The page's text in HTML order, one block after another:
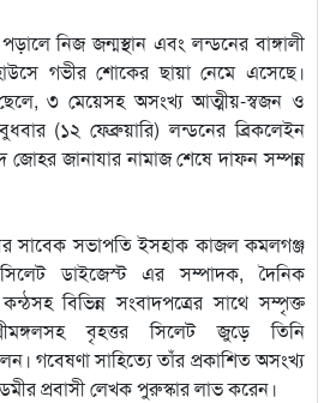
নিজ জন্মস্থান এবং লন্ডনের বাঙ্গালী
গভীর শোকের ছায়া নেমে এসেছে।
ছেলে, ৩ মেয়েসহ অসংখ্য আত্মীয়-স্বজন ও
(১২ ফেব্রুয়ারি) লন্ডনের ব্রিকলেইন
জোহর জানাযার নামাজ শেষে দাফন সম্পন্ন
সাবেক সভাপতি ইসহাক কাজল কমলগঞ্জ
সিলেট ডাইজেস্ট এর সম্পাদক, দৈনিক
বিভিন্ন সংবাদপত্রের সাথে সম্পৃক্ত
বৃহত্তর সিলেট জুড়ে তিনি
গবেষণা সাহিত্যে তাঁর প্রকাশিত অসংখ্য
প্রবাসী লেখক পুরুস্কার লাভ করেন।